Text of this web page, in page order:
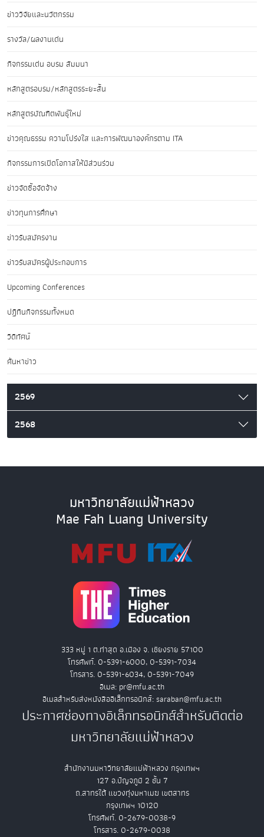
ข่าววิจัยและนวัตกรรม
รางวัล/ผลงานเด่น
กิจกรรมเด่น อบรม สัมมนา
หลักสูตรอบรม/หลักสูตรระยะสั้น
หลักสูตรบัณฑิตพันธุ์ใหม่
ข่าวคุณธรรม ความโปร่งใส และการพัฒนาองค์กรตาม ITA
กิจกรรมการเปิดโอกาสให้มีส่วนร่วม
ข่าวจัดซื้อจัดจ้าง
ข่าวทุนการศึกษา
ข่าวรับสมัครงาน
ข่าวรับสมัครผู้ประกอบการ
Upcoming Conferences
ปฏิทินกิจกรรมทั้งหมด
วิดีทัศน์
ค้นหาข่าว
2569
2568
มหาวิทยาลัยแม่ฟ้าหลวง
Mae Fah Luang University
333 หมู่ 1 ต.ท่าสุด อ.เมือง จ. เชียงราย 57100
โทรศัพท์. 0-5391-6000, 0-5391-7034
โทรสาร. 0-5391-6034, 0-5391-7049
อีเมล: pr@mfu.ac.th
อีเมลสำหรับส่งหนังสืออิเล็กทรอนิกส์: saraban@mfu.ac.th
ประกาศช่องทางอิเล็กทรอนิกส์สำหรับติดต่อ
มหาวิทยาลัยแม่ฟ้าหลวง
สำนักงานมหาวิทยาลัยแม่ฟ้าหลวง กรุงเทพฯ
127 อ.ปัญจภูมิ 2 ชั้น 7
ถ.สาทรใต้ แขวงทุ่งมหาเมฆ เขตสาทร
กรุงเทพฯ 10120
โทรศัพท์. 0-2679-0038-9
โทรสาร. 0-2679-0038